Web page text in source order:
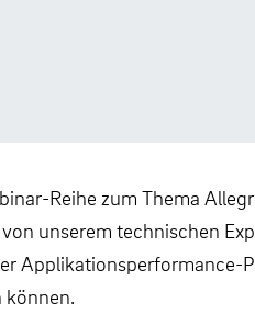
Reihe zum Thema
unserem technischen
Applikationsperformance-
können.